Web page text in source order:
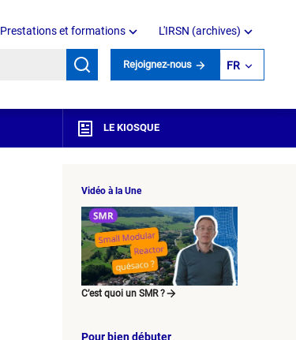
Prestations et formations L'IRSN (archives)
Rejoignez-nous FR
LE KIOSQUE
Vidéo à la Une
C’est quoi un SMR ?
Pour bien débuter